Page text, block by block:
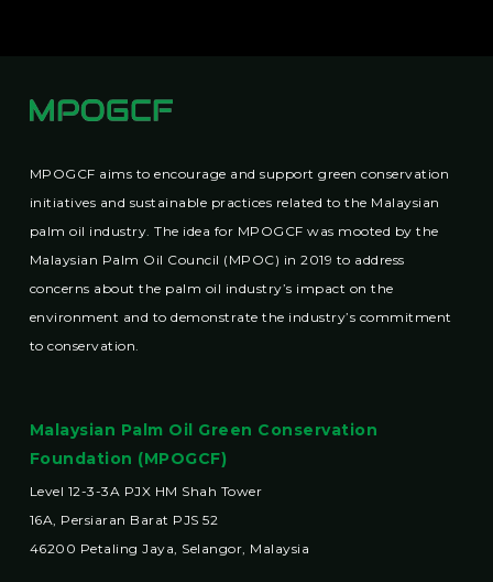
MPOGCF aims to encourage and support green conservation
initiatives and sustainable practices related to the Malaysian
palm oil industry. The idea for MPOGCF was mooted by the
Malaysian Palm Oil Council (MPOC) in 2019 to address
concerns about the palm oil industry’s impact on the
environment and to demonstrate the industry’s commitment
to conservation.
Malaysian Palm Oil Green Conservation
Foundation (MPOGCF)
Level 12-3-3A PJX HM Shah Tower
16A, Persiaran Barat PJS 52
46200 Petaling Jaya, Selangor, Malaysia